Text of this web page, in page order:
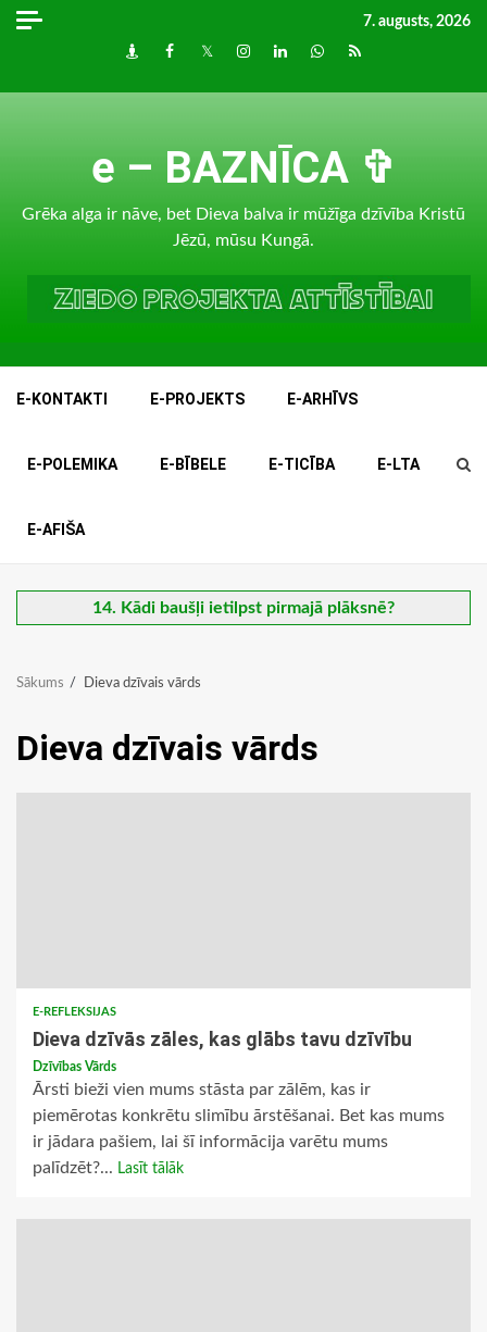
Skip
7. augusts, 2026
DraugiemFacebook
TwitterInstagram
LinkedInwhatsapp
RSS
e – BAZNĪCA ✞
Grēka alga ir nāve, bet Dieva balva ir mūžīga dzīvība Kristū
Jēzū, mūsu Kungā.
E-KONTAKTI E-PROJEKTS E-ARHĪVS
E-POLEMIKA E-BĪBELE E-TICĪBA E-LTA
E-AFIŠA
14. Kādi baušļi ietilpst pirmajā plāksnē?
Sākums Dieva dzīvais vārds
Dieva dzīvais vārds
E-REFLEKSIJAS
Dieva dzīvās zāles, kas glābs tavu dzīvību
Dzīvības Vārds
Ārsti bieži vien mums stāsta par zālēm, kas ir
piemērotas konkrētu slimību ārstēšanai. Bet kas mums
ir jādara pašiem, lai šī informācija varētu mums
palīdzēt?... Lasīt tālāk